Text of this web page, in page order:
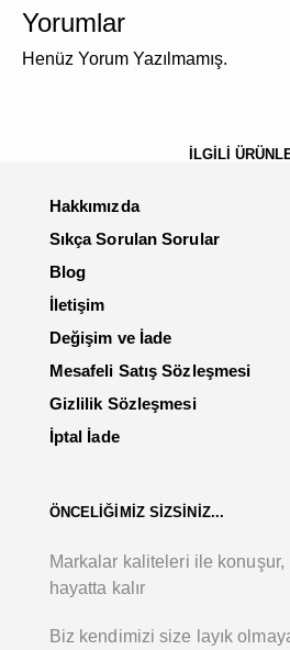
Yorumlar
Henüz Yorum Yazılmamış.
İLGİLİ
Hakkımızda
Sıkça Sorulan Sorular
Blog
İletişim
Değişim ve İade
Mesafeli Satış Sözleşmesi
Gizlilik Sözleşmesi
İptal İade
ÖNCELİĞİMİZ SİZSİNİZ...
Markalar kaliteleri ile konuşur,
hayatta kalır
Biz kendimizi size layık